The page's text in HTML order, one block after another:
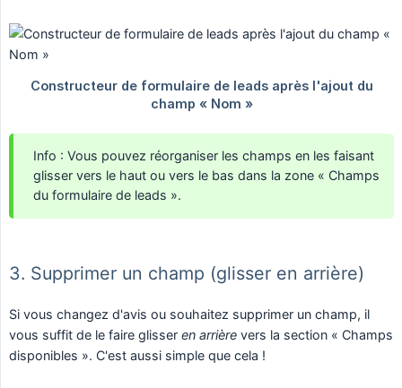
Info : Vous pouvez réorganiser les champs en les faisant
glisser vers le haut ou vers le bas dans la zone « Champs
du formulaire de leads ».
3. Supprimer un champ (glisser en arrière)
Si vous changez d'avis ou souhaitez supprimer un champ, il
vous suffit de le faire glisser en arrière vers la section « Champs
disponibles ». C'est aussi simple que cela !